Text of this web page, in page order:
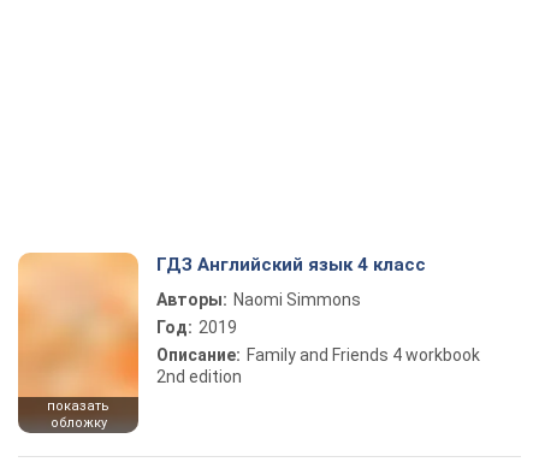
показать
обложку
ГДЗ Английский язык 4 класс
Авторы: Naomi Simmons
Год: 2019
Описание: Family and Friends 4 workbook
2nd edition